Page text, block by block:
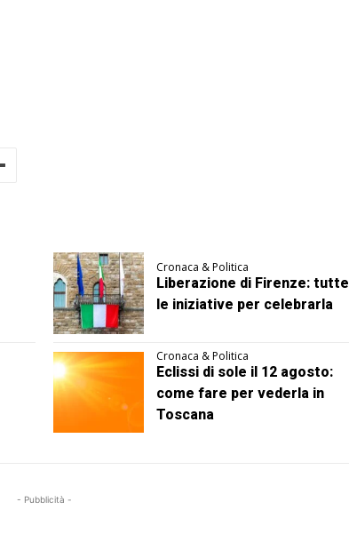
Cronaca & Politica
Liberazione di Firenze: tutte
le iniziative per celebrarla
Cronaca & Politica
Eclissi di sole il 12 agosto:
come fare per vederla in
Toscana
- Pubblicità -